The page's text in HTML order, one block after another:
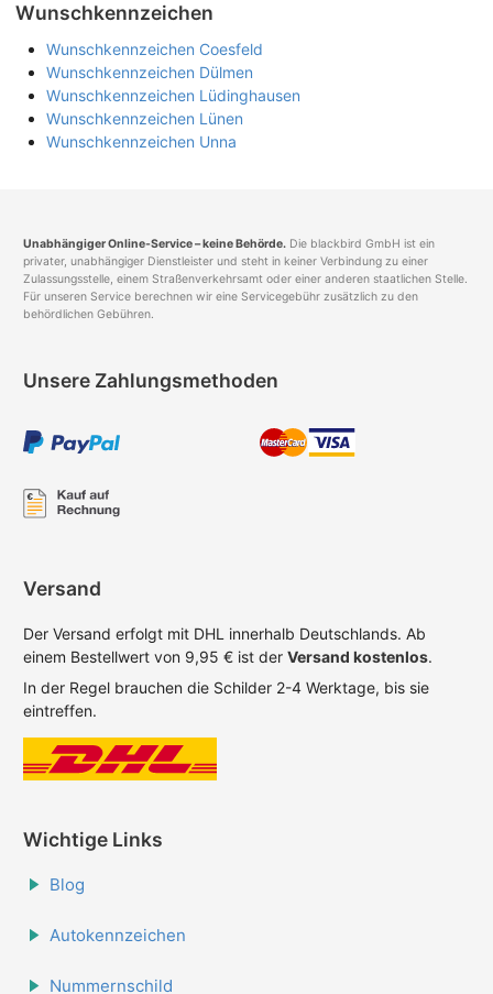
Wunschkennzeichen
Wunschkennzeichen Coesfeld
Wunschkennzeichen Dülmen
Wunschkennzeichen Lüdinghausen
Wunschkennzeichen Lünen
Wunschkennzeichen Unna
Unabhängiger Online-Service – keine Behörde. Die blackbird GmbH ist ein
privater, unabhängiger Dienstleister und steht in keiner Verbindung zu einer
Zulassungsstelle, einem Straßenverkehrsamt oder einer anderen staatlichen Stelle.
Für unseren Service berechnen wir eine Servicegebühr zusätzlich zu den
behördlichen Gebühren.
Unsere Zahlungsmethoden
Versand
Der Versand erfolgt mit DHL innerhalb Deutschlands. Ab
einem Bestellwert von 9,95 € ist der Versand kostenlos.
In der Regel brauchen die Schilder 2-4 Werktage, bis sie
eintreffen.
Wichtige Links
Blog
Autokennzeichen
Nummernschild